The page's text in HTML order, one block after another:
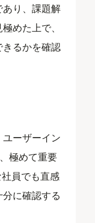
り、課題解
めた上で、
るかを確認
ーザーイン
極めて重要
員でも直感
に確認する